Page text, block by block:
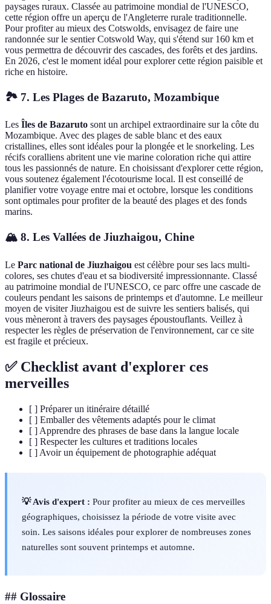
paysages ruraux. Classée au patrimoine mondial de l'UNESCO,
cette région offre un aperçu de l'Angleterre rurale traditionnelle.
Pour profiter au mieux des Cotswolds, envisagez de faire une
randonnée sur le sentier Cotswold Way, qui s'étend sur 160 km et
vous permettra de découvrir des cascades, des forêts et des jardins.
En 2026, c'est le moment idéal pour explorer cette région paisible et
riche en histoire.
🏞️ 7. Les Plages de Bazaruto, Mozambique
Les Îles de Bazaruto sont un archipel extraordinaire sur la côte du
Mozambique. Avec des plages de sable blanc et des eaux
cristallines, elles sont idéales pour la plongée et le snorkeling. Les
récifs coralliens abritent une vie marine coloration riche qui attire
tous les passionnés de nature. En choisissant d'explorer cette région,
vous soutenez également l'écotourisme local. Il est conseillé de
planifier votre voyage entre mai et octobre, lorsque les conditions
sont optimales pour profiter de la beauté des plages et des fonds
marins.
🏔️ 8. Les Vallées de Jiuzhaigou, Chine
Le Parc national de Jiuzhaigou est célèbre pour ses lacs multi-
colores, ses chutes d'eau et sa biodiversité impressionnante. Classé
au patrimoine mondial de l'UNESCO, ce parc offre une cascade de
couleurs pendant les saisons de printemps et d'automne. Le meilleur
moyen de visiter Jiuzhaigou est de suivre les sentiers balisés, qui
vous mèneront à travers des paysages époustouflants. Veillez à
respecter les règles de préservation de l'environnement, car ce site
est fragile et précieux.
✅ Checklist avant d'explorer ces
merveilles
[ ] Préparer un itinéraire détaillé
[ ] Emballer des vêtements adaptés pour le climat
[ ] Apprendre des phrases de base dans la langue locale
[ ] Respecter les cultures et traditions locales
[ ] Avoir un équipement de photographie adéquat
💡 Avis d'expert : Pour profiter au mieux de ces merveilles
géographiques, choisissez la période de votre visite avec
soin. Les saisons idéales pour explorer de nombreuses zones
naturelles sont souvent printemps et automne.
## Glossaire